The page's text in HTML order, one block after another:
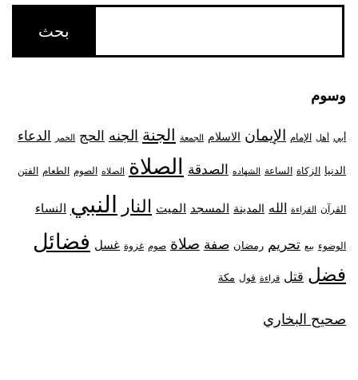
وسوم
أبي أهل الإمام الإيمان الاسلام الجمعة الجنة الجنه الحج الخمر الدعاء
الدنيا الزكاة الساعة الشهاده الصدقة الصلاة الصلاه الصوم الطعام الفتن
القرآن القراءة الله المدينة المسجد الميت النار النبي النساء
الوضوء بيع تحريم رمضان صفة صلاة صوم غزوة غسل فضائل
فضل قتل قراءة قول مكة
صحيح البخاري